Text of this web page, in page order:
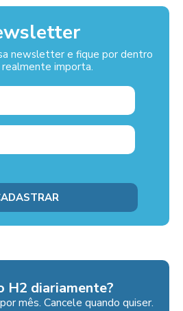
newsletter e fique por dentro
importa.
H2 diariamente?
mês. Cancele quando quiser.